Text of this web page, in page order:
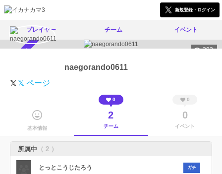
新規登録・ログイン
プレイヤー チーム イベント
392
naegorando0611
𝕏 ページ
基本情報
0
2
チーム
0
0
イベント
所属中 （ 2 ）
とっとこうじたろう ガチ